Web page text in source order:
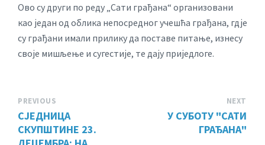
Ово су други по реду „Сати грађана“ организовани
као један од облика непосредног учешћа грађана, гдје
су грађани имали прилику да поставе питање, изнесу
своје мишљење и сугестије, те дају приједлоге.
PREVIOUS
СЈЕДНИЦА
СКУПШТИНЕ 23.
NEXT
У СУБОТУ "САТИ
ГРАЂАНА"